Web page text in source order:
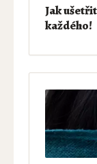
Jak
každého!